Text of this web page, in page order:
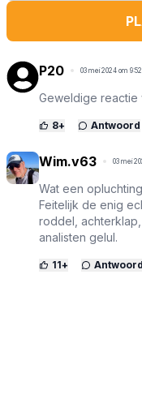
P20 03 mei 2024 om 9:52
Geweldige reactie
8+ Antwoord
Wim.v63 03 mei
Wat een
Feitelijk de enig
roddel,
analisten gelul.
11+ Antwoord